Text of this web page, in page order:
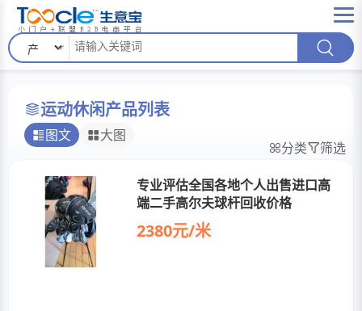
运动休闲产品列表
图文 大图
分类 筛选
专业评估全国各地个人出售进口高
端二手高尔夫球杆回收价格
2380元/米